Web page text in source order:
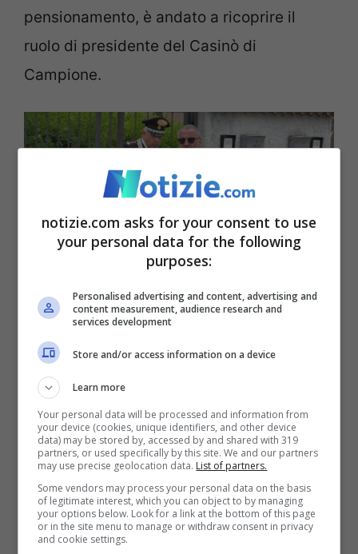
pensionamento, è andato a ricoprire il
ruolo di presidente del Casinò di
Campione.
L’appunto attribuito al padre di Sempio: “Venditti gip
archivia x 20 30 euro” (ANSA FOTO) – Notizie.com
Di rilievo poi, il contesto della seconda
indagine che Venditti ha chiesto di
archiviare su Garlasco. Sulla sua scrivania
il 9 luglio 2020 era giunto un corposo
fascicolo trasmessogli da Alberto Nobili,
notizie.com asks for your consent to use
your personal data for the following
purposes:
Personalised advertising and content, advertising and
content measurement, audience research and
services development
Store and/or access information on a device
Learn more
Your personal data will be processed and information from
your device (cookies, unique identifiers, and other device
data) may be stored by, accessed by and shared with 319
partners, or used specifically by this site. We and our partners
may use precise geolocation data. List of partners.
Some vendors may process your personal data on the basis
of legitimate interest, which you can object to by managing
your options below. Look for a link at the bottom of this page
or in the site menu to manage or withdraw consent in privacy
and cookie settings.